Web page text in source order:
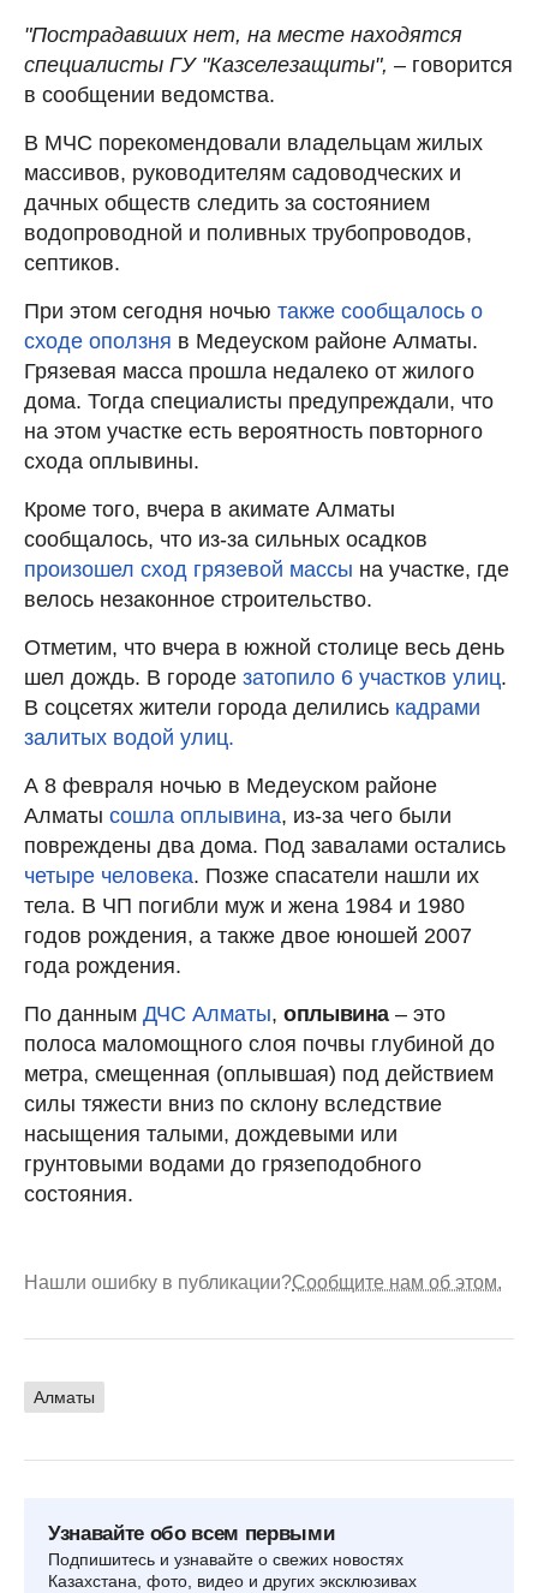
"Пострадавших нет, на месте находятся
специалисты ГУ "Казселезащиты", – говорится
в сообщении ведомства.
В МЧС порекомендовали владельцам жилых
массивов, руководителям садоводческих и
дачных обществ следить за состоянием
водопроводной и поливных трубопроводов,
септиков.
При этом сегодня ночью также сообщалось о
сходе оползня в Медеуском районе Алматы.
Грязевая масса прошла недалеко от жилого
дома. Тогда специалисты предупреждали, что
на этом участке есть вероятность повторного
схода оплывины.
Кроме того, вчера в акимате Алматы
сообщалось, что из-за сильных осадков
произошел сход грязевой массы на участке, где
велось незаконное строительство.
Отметим, что вчера в южной столице весь день
шел дождь. В городе затопило 6 участков улиц.
В соцсетях жители города делились кадрами
залитых водой улиц.
А 8 февраля ночью в Медеуском районе
Алматы сошла оплывина, из-за чего были
повреждены два дома. Под завалами остались
четыре человека. Позже спасатели нашли их
тела. В ЧП погибли муж и жена 1984 и 1980
годов рождения, а также двое юношей 2007
года рождения.
По данным ДЧС Алматы, оплывина – это
полоса маломощного слоя почвы глубиной до
метра, смещенная (оплывшая) под действием
силы тяжести вниз по склону вследствие
насыщения талыми, дождевыми или
грунтовыми водами до грязеподобного
состояния.
Нашли ошибку в публикации?Сообщите нам об этом.
Алматы
Узнавайте обо всем первыми
Подпишитесь и узнавайте о свежих новостях
Казахстана, фото, видео и других эксклюзивах